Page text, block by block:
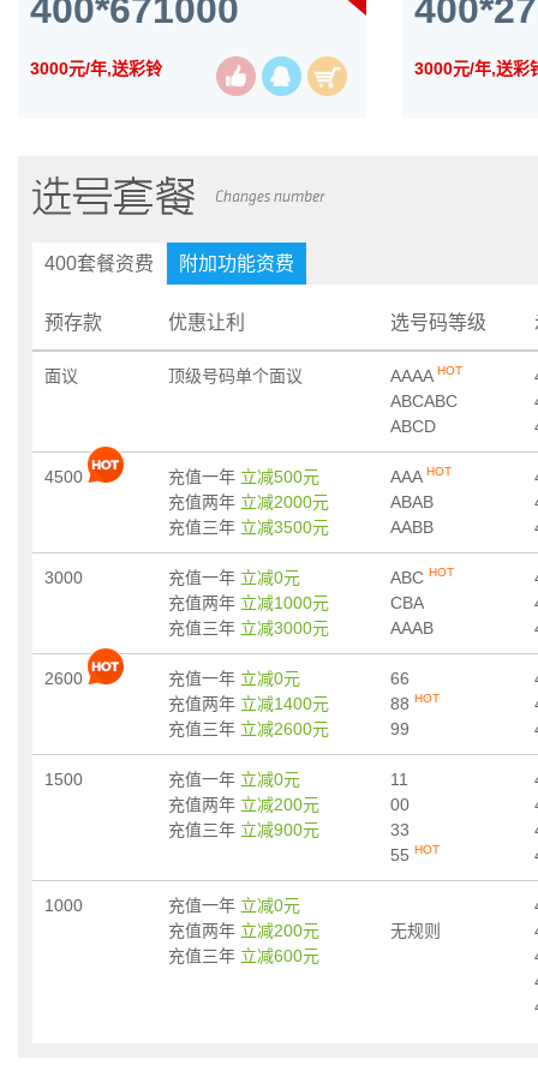
400*671000
3000元/年,送彩铃 3000元/年,送彩
400套餐资费 附加功能资费
预存款 优惠让利 选号码等级
面议 顶级号码单个面议 AAAA HOT
ABCABC
ABCD
4500 充值一年 立减500元
充值两年 立减2000元
充值三年 立减3500元
AAA HOT
ABAB
AABB
3000 充值一年 立减0元
充值两年 立减1000元
充值三年 立减3000元
ABC HOT
CBA
AAAB
2600 充值一年 立减0元
充值两年 立减1400元
充值三年 立减2600元
66
88 HOT
99
1500 充值一年 立减0元
充值两年 立减200元
充值三年 立减900元
11
00
33
55 HOT
1000 充值一年 立减0元
充值两年 立减200元
充值三年 立减600元
无规则